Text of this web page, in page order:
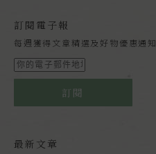
訂閱電子報
每週獲得文章精選及好物優惠通知
訂閱
最新文章